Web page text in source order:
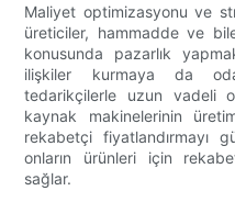
Maliyet optimizasyonu ve
üreticiler, hammadde ve
konusunda pazarlık
ilişkiler kurmaya da
tedarikçilerle uzun vadeli
kaynak makinelerinin
rekabetçi fiyatlandırmayı
onların ürünleri için
sağlar.